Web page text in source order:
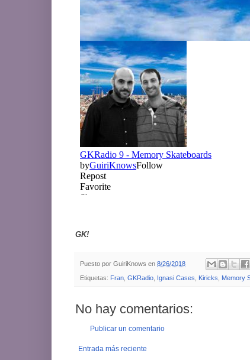
GK!
Puesto por GuiriKnows en 8/26/2018
Etiquetas: Fran GKRadio Ignasi Cases Kiricks Memory
No hay comentarios:
Publicar un comentario
Entrada más reciente